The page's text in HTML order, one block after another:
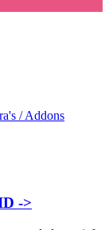
/ Addons
->